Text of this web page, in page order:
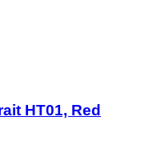
HT01, Red